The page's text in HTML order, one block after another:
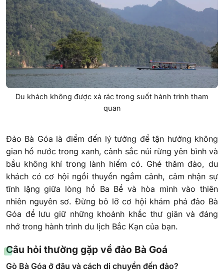
Du khách không được xả rác trong suốt hành trình tham
quan
Đảo Bà Góa là điểm đến lý tưởng để tận hưởng không
gian hồ nước trong xanh, cảnh sắc núi rừng yên bình và
bầu không khí trong lành hiếm có. Ghé thăm đảo, du
khách có cơ hội ngồi thuyền ngắm cảnh, cảm nhận sự
tĩnh lặng giữa lòng hồ Ba Bể và hòa mình vào thiên
nhiên nguyên sơ. Đừng bỏ lỡ cơ hội khám phá đảo Bà
Góa để lưu giữ những khoảnh khắc thư giãn và đáng
nhớ trong hành trình du lịch Bắc Kạn của bạn.
Câu hỏi thường gặp về đảo Bà Goá
Gò Bà Góa ở đâu và cách di chuyển đến đảo?